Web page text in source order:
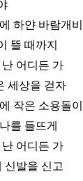
하얀 바람개비
뜰 때까지
어디든 가
세상을 걷자
작은 소용돌이
를 들뜨게
어디든 가
신발을 신고